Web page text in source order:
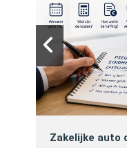
Zakelijke auto duurder